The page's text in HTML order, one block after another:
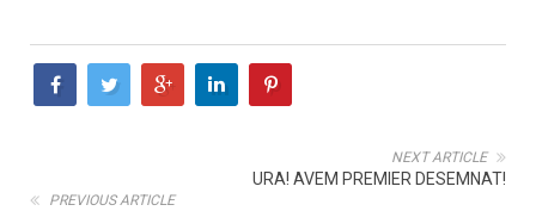
NEXT ARTICLE
URA! AVEM PREMIER DESEMNAT!
PREVIOUS ARTICLE